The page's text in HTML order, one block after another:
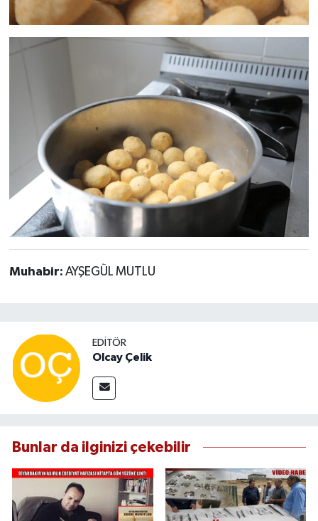
Muhabir: AYŞEGÜL MUTLU
EDITÖR
Olcay Çelik
Bunlar da ilginizi çekebilir